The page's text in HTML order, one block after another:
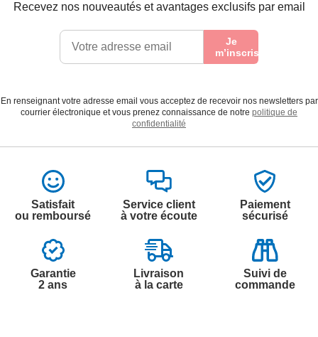
Recevez nos nouveautés et avantages exclusifs par email
Je
m’inscris
En renseignant votre adresse email vous acceptez de recevoir nos newsletters par
courrier électronique et vous prenez connaissance de notre politique de
confidentialité
Satisfait
ou remboursé
Service client
à votre écoute
Paiement
sécurisé
Garantie
2 ans
Livraison
à la carte
Suivi de
commande